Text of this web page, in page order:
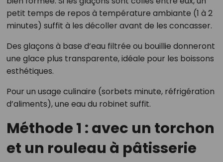
petit temps de repos à température ambiante (1 à 2
minutes) suffit à les décoller avant de les concasser.
Des glaçons à base d’eau filtrée ou bouillie donneront
une glace plus transparente, idéale pour les boissons
esthétiques.
Pour un usage culinaire (sorbets minute, réfrigération
d’aliments), une eau du robinet suffit.
Méthode 1 : avec un torchon
et un rouleau à pâtisserie